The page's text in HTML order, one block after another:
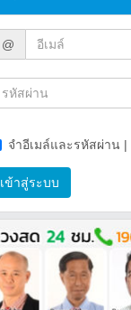
@
จำอีเมล์และรหัสผ่าน |
เข้าสู่ระบบ